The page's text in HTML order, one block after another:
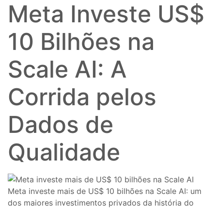
Meta Investe US$
10 Bilhões na
Scale AI: A
Corrida pelos
Dados de
Qualidade
Meta investe mais de US$ 10 bilhões na Scale AI: um
dos maiores investimentos privados da história do